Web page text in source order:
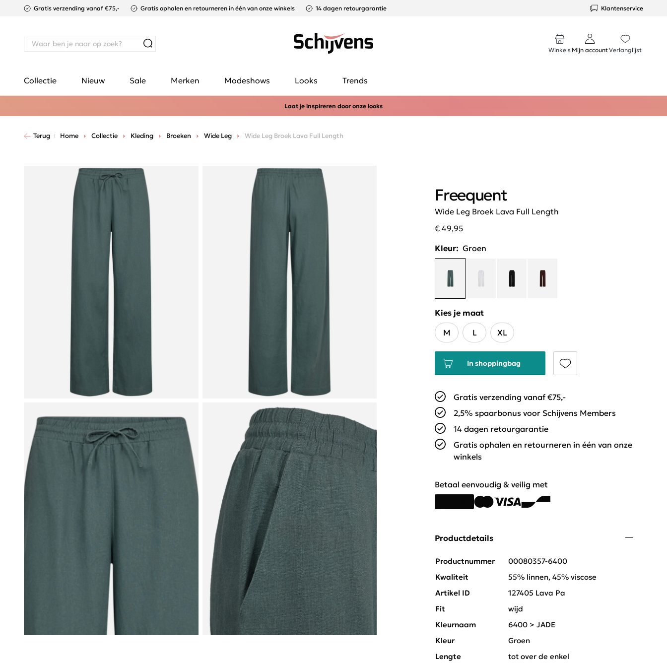
Gratis verzending vanaf €75,- Gratis ophalen en retourneren in één van onze winkels 14 dagen retourgarantie Klantenservice
Winkels Mijn accountVerlanglijst
Collectie Nieuw Sale Merken Modeshows Looks Trends
Laat je inspireren door onze looks
Terug Home Collectie Kleding Broeken Wide Leg Wide Leg Broek Lava Full Length
Wide Leg Broek Lava Full Length
Freequent
€ 49,95
Kleur: Groen
Kies je maat
M
L XL
In shoppingbag
Gratis verzending vanaf €75,-
2,5% spaarbonus voor Schijvens Members
14 dagen retourgarantie
Gratis ophalen en retourneren in één van onze
winkels
Betaal eenvoudig & veilig met
Productdetails
Productnummer
00080357-6400
Kwaliteit
55% linnen, 45% viscose
Artikel ID
127405 Lava Pa
Fit
wijd
Kleurnaam
6400 > JADE
Kleur
Groen
Lengte
tot over de enkel